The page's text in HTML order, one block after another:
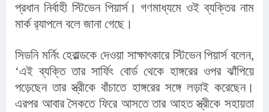
প্রধান নির্বাহী স্টিভেন পিয়ার্স। গণমাধ্যমে ওই ব্যক্তির নাম
মার্ক র‍্যাপলে বলে জানা গেছে।
সিডনি মর্নিং হেরাল্ডকে দেওয়া সাক্ষাৎকারে স্টিভেন পিয়ার্স বলেন,
পড়েছেন তার স্ত্রীকে বাঁচাতে হাঙ্গরের সঙ্গে লড়াই করেছেন।
এরপর আবার সৈকতে ফিরে আসতে তার আহত স্ত্রীকে সহায়তা